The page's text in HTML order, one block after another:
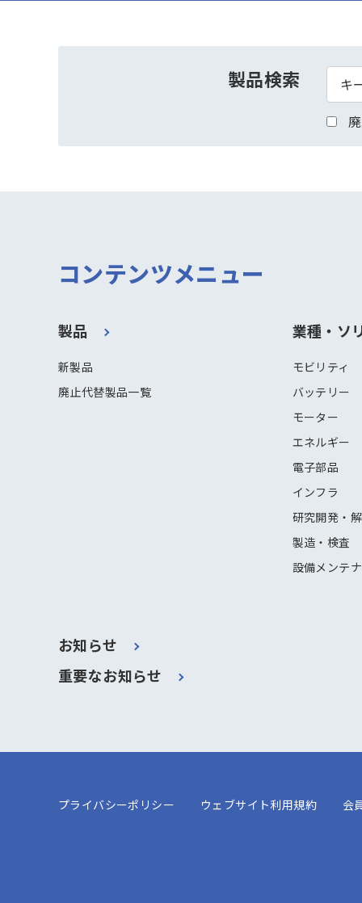
製品検索
コンテンツメニュー
製品
新製品
廃止代替製品一覧
業種・ソ
モビリティ
バッテリー
モーター
エネルギー
電子部品
インフラ
研究開発・
製造・検査
設備メンテ
お知らせ
重要なお知らせ
プライバシーポリシー ウェブサイト利用規約 会